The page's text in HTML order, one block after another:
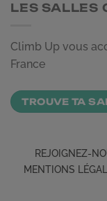
LES SALLES
Climb Up vous
France
TROUVE TA
REJOIGNEZ-
MENTIONS